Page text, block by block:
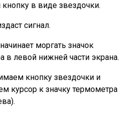
в виде звездочки.
сигнал.
моргать значок
в левой нижней части экрана.
кнопку звездочки и
курсор к значку термометра